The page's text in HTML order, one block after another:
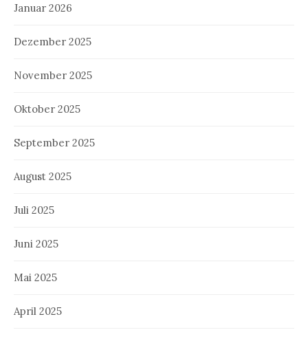
Januar 2026
Dezember 2025
November 2025
Oktober 2025
September 2025
August 2025
Juli 2025
Juni 2025
Mai 2025
April 2025